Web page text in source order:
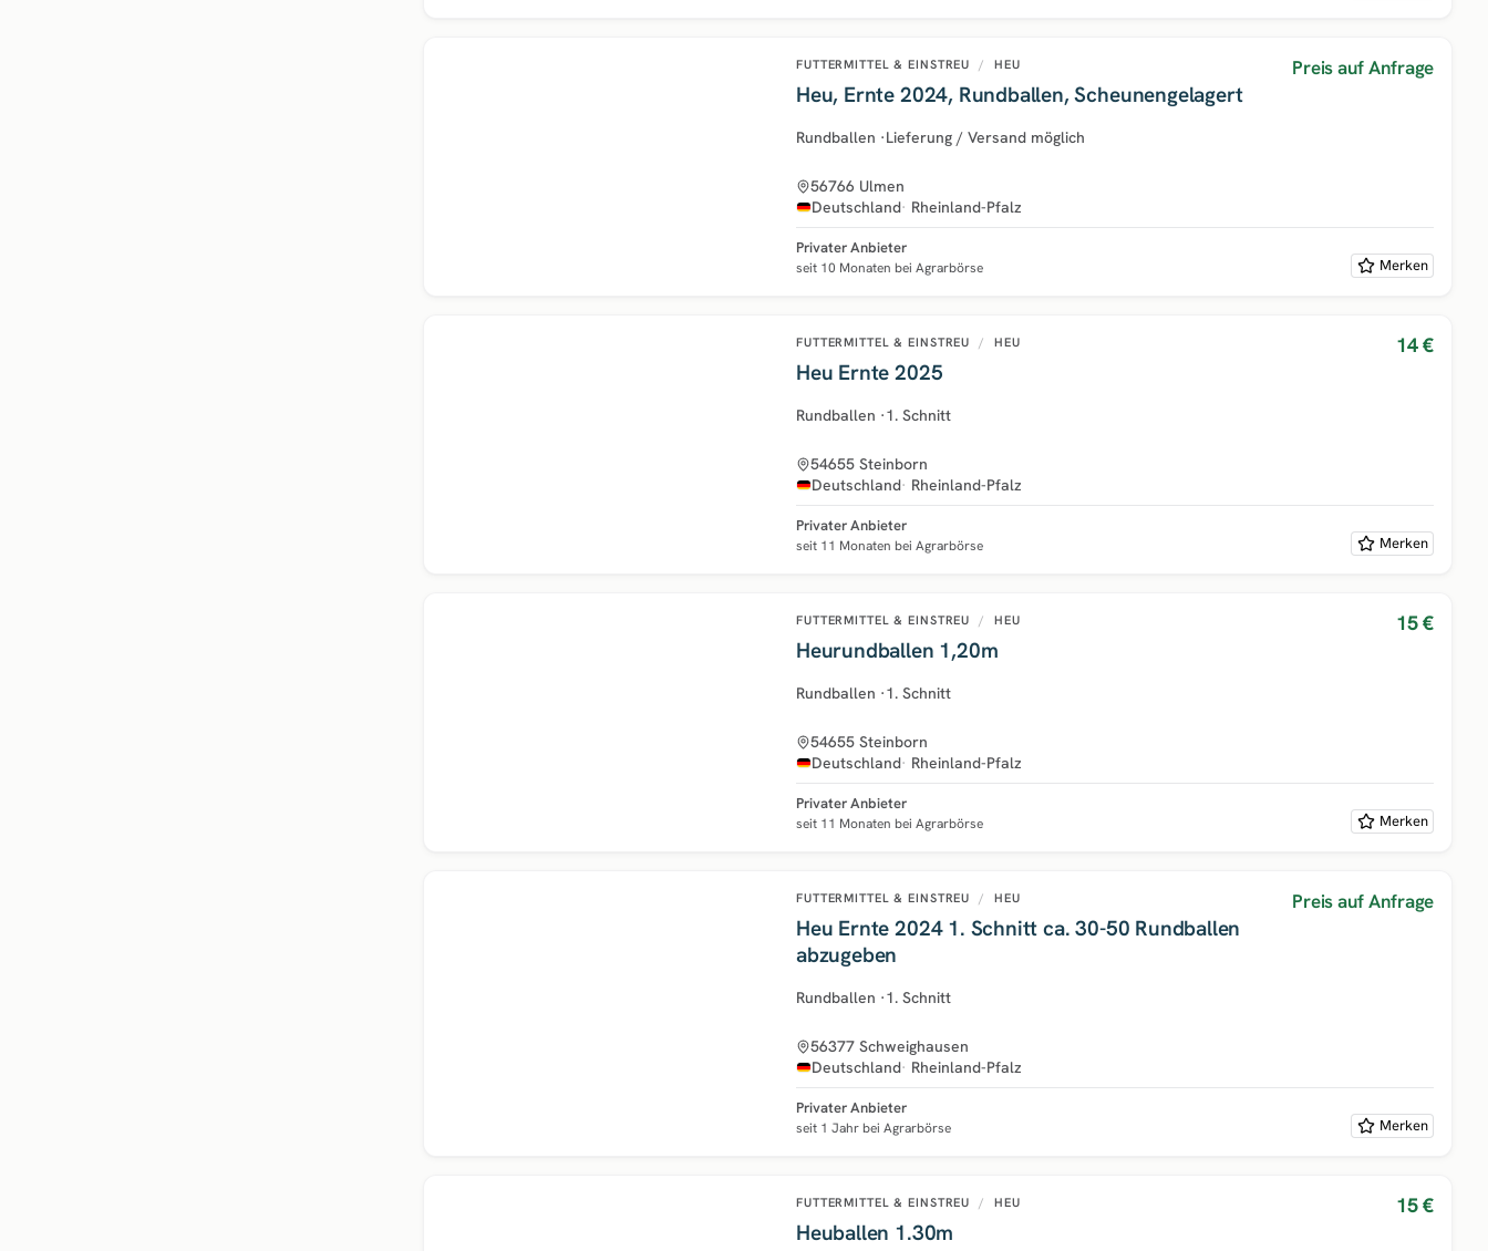
FUTTERMITTEL & EINSTREU / HEU
Heu, Ernte 2024, Rundballen, Scheunengelagert
Preis auf Anfrage
Rundballen ·Lieferung / Versand möglich
56766 Ulmen
Deutschland Rheinland-Pfalz
Privater Anbieter
seit 10 Monaten bei Agrarbörse Merken
FUTTERMITTEL & EINSTREU / HEU
Heu Ernte 2025
14 €
Rundballen ·1. Schnitt
54655 Steinborn
Deutschland Rheinland-Pfalz
Privater Anbieter
seit 11 Monaten bei Agrarbörse Merken
FUTTERMITTEL & EINSTREU / HEU
Heurundballen 1,20m
15 €
Rundballen ·1. Schnitt
54655 Steinborn
Deutschland Rheinland-Pfalz
Privater Anbieter
seit 11 Monaten bei Agrarbörse Merken
FUTTERMITTEL & EINSTREU / HEU
Heu Ernte 2024 1. Schnitt ca. 30-50 Rundballen
abzugeben
Preis auf Anfrage
Rundballen ·1. Schnitt
56377 Schweighausen
Deutschland Rheinland-Pfalz
Privater Anbieter
seit 1 Jahr bei Agrarbörse Merken
FUTTERMITTEL & EINSTREU / HEU
Heuballen 1.30m
15 €